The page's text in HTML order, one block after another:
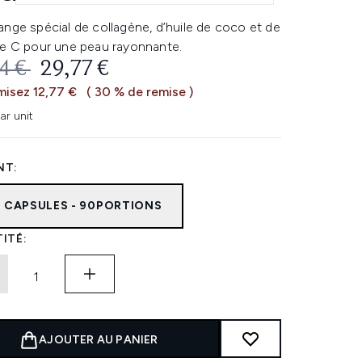
spécial de collagène, d’huile de coco et de
C pour une peau rayonnante.
DE VENTE :
€ PRIX ​​ACTUEL :
29,77 €
12,77 € ( 30 % de remise )
unit
CAPSULES - 90PORTIONS
AJOUTER AU PANIER